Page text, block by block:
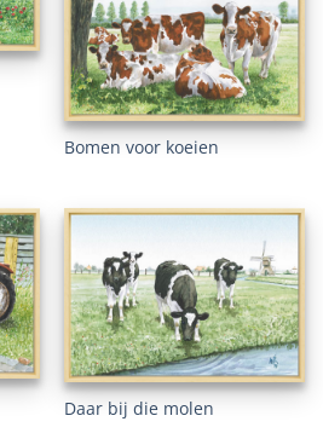
Bomen voor koeien
Daar bij die molen